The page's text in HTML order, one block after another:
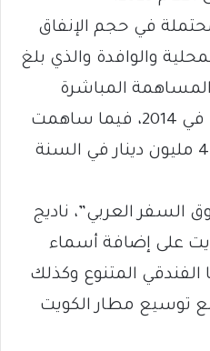
في حجم الإنفاق
والوافدة والذي بلغ
المساهمة المباشرة
للقطاع في الناتج المحلي في 2014، فيما ساهمت
سياحة الأعمال بنحو 457.3 مليون دينار في السنة
العربي”، ناديج
على إضافة أسماء
الفندقي المتنوع وكذلك
توسيع مطار الكويت